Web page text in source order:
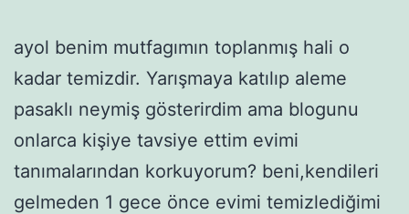
ayol benim mutfagımın toplanmış hali o
kadar temizdir. Yarışmaya katılıp aleme
pasaklı neymiş gösterirdim ama blogunu
onlarca kişiye tavsiye ettim evimi
tanımalarından korkuyorum? beni,kendileri
gelmeden 1 gece önce evimi temizlediğimi